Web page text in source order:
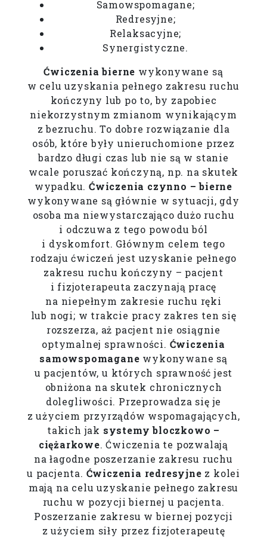
Samowspomagane;
Redresyjne;
Relaksacyjne;
Synergistyczne.
Ćwiczenia bierne wykonywane są
w celu uzyskania pełnego zakresu ruchu
kończyny lub po to, by zapobiec
niekorzystnym zmianom wynikającym
z bezruchu. To dobre rozwiązanie dla
osób, które były unieruchomione przez
bardzo długi czas lub nie są w stanie
wcale poruszać kończyną, np. na skutek
wypadku.Ćwiczenia czynno – bierne
wykonywane są głównie w sytuacji, gdy
osoba ma niewystarczająco dużo ruchu
i odczuwa z tego powodu ból
i dyskomfort. Głównym celem tego
rodzaju ćwiczeń jest uzyskanie pełnego
zakresu ruchu kończyny – pacjent
i fizjoterapeuta zaczynają pracę
na niepełnym zakresie ruchu ręki
lub nogi; w trakcie pracy zakres ten się
rozszerza, aż pacjent nie osiągnie
optymalnej sprawności. Ćwiczenia
samowspomagane wykonywane są
u pacjentów, u których sprawność jest
obniżona na skutek chronicznych
dolegliwości. Przeprowadza się je
z użyciem przyrządów wspomagających,
takich jak systemy bloczkowo –
ciężarkowe. Ćwiczenia te pozwalają
na łagodne poszerzanie zakresu ruchu
u pacjenta. Ćwiczenia redresyjne z kolei
mają na celu uzyskanie pełnego zakresu
ruchu w pozycji biernej u pacjenta.
Poszerzanie zakresu w biernej pozycji
z użyciem siły przez fizjoterapeutę